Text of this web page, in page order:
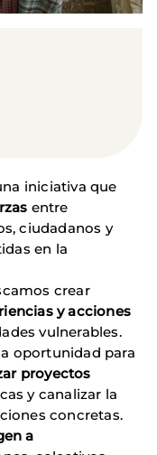
iniciativa que
entre
ciudadanos y
en la
crear
y acciones
vulnerables.
oportunidad para
proyectos
y canalizar la
concretas.
a